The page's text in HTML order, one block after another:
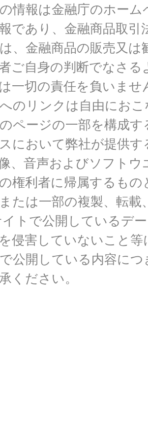
情報は金融庁のホー
であり、金融商品取
、金融商品の販売又
ご自身の判断でなさ
一切の責任を負いませ
のリンクは自由にお
ページの一部を構成
において弊社が提供
、音声およびソフト
権利者に帰属するも
たは一部の複製、転
トで公開しているデ
侵害していないこと
公開している内容に
ください。